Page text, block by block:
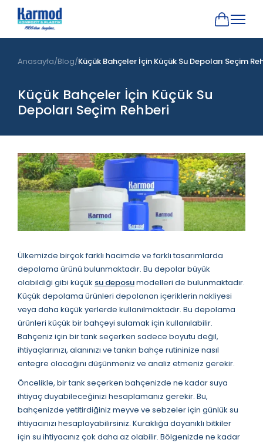
Anasayfa Blog Küçük Bahçeler İçin Küçük Su Depoları Seçim
Küçük Bahçeler İçin Küçük Su
Depoları Seçim Rehberi
Ülkemizde birçok farklı hacimde ve farklı tasarımlarda
depolama ürünü bulunmaktadır. Bu depolar büyük
olabildiği gibi küçük su deposumodelleri de bulunmaktadır.
Küçük depolama ürünleri depolanan içeriklerin nakliyesi
veya daha küçük yerlerde kullanılmaktadır. Bu depolama
ürünleri küçük bir bahçeyi sulamak için kullanılabilir.
Bahçeniz için bir tank seçerken sadece boyutu değil,
ihtiyaçlarınızı, alanınızı ve tankın bahçe rutininize nasıl
entegre olacağını düşünmeniz ve analiz etmeniz gerekir.
Öncelikle, bir tank seçerken bahçenizde ne kadar suya
ihtiyaç duyabileceğinizi hesaplamanız gerekir. Bu,
bahçenizde yetitirdiğiniz meyve ve sebzeler için günlük su
ihtiyacınızı hesaplayabilirsiniz. Kuraklığa dayanıklı bitkiler
için su ihtiyacınız çok daha az olabilir. Bölgenizde ne kadar